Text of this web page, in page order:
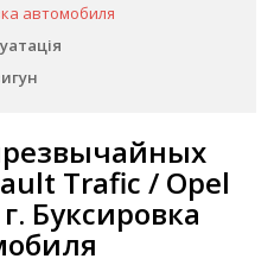
автомобиля
Trafic / Opel
Буксировка